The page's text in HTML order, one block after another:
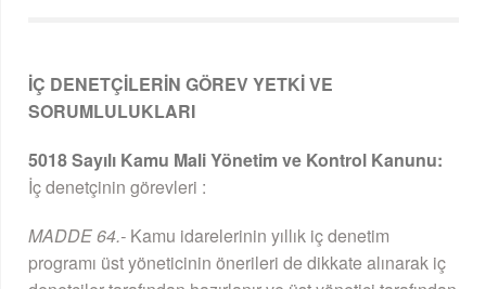
İÇ DENETÇİLERİN GÖREV YETKİ VE
SORUMLULUKLARI
5018 Sayılı Kamu Mali Yönetim ve Kontrol Kanunu:
İç denetçinin görevleri :
MADDE 64.- Kamu idarelerinin yıllık iç denetim
programı üst yöneticinin önerileri de dikkate alınarak iç